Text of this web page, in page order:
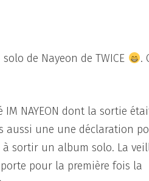
de Nayeon de TWICE
.
NAYEON dont la sortie
aussi une une déclaration
à sortir un album solo. La
pour la première fois la